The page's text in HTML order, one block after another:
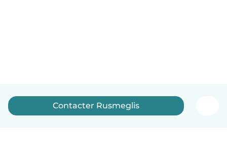
Contacter Rusmeglis